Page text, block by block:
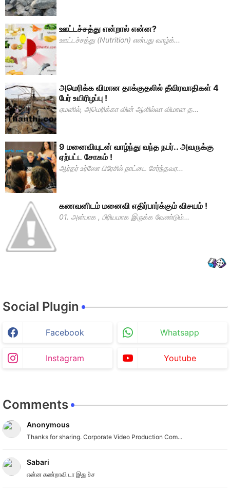
ஊட்டச்சத்து என்றால் என்ன?
ஊட்டச்சத்து (Nutrition) என்பது வாழ்க்...
அமெரிக்க விமான தாக்குதலில் தீவிரவாதிகள் 4
பேர் உயிரிழப்பு !
ஏமனில், அமெரிக்கா வின் ஆளில்லா விமான த...
9 மனைவியுடன் வாழ்ந்து வந்த நபர்.. அவருக்கு
ஏற்பட்ட சோகம் !
ஆர்தர் உர்ஸோ பிரேசில் நாட்டை சேர்ந்தவர...
கணவனிடம் மனைவி எதிர்பார்க்கும் விசயம் !
01. அன்பாக , பிரியமாக இருக்க வேண்டும்...
Social Plugin
Facebook Whatsapp
Instagram Youtube
Comments
Anonymous
Thanks for sharing. Corporate Video Production Com...
Sabari
என்ன கண்றாவி டா இது ச்ச